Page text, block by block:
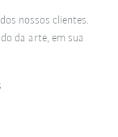
nossos clientes.
da arte, em sua